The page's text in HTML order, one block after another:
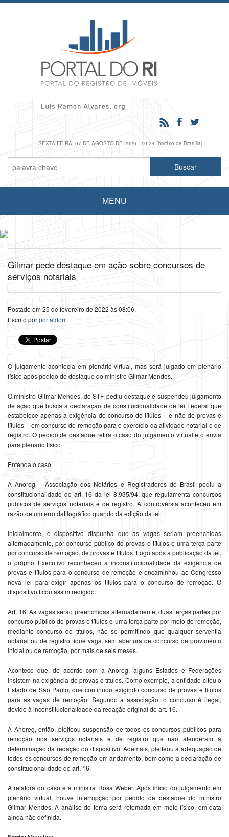
SEXTA-FEIRA, 07 DE AGOSTO DE 2026 - 10:24 (horário de Brasília)
MENU
Gilmar pede destaque em ação sobre concursos de
serviços notariais
Postado em 25 de fevereiro de 2022 às 08:06.
Escrito porportaldori
O julgamento acontecia em plenário virtual, mas será julgado em plenário
físico após pedido de destaque do ministro Gilmar Mendes.
O ministro Gilmar Mendes, do STF, pediu destaque e suspendeu julgamento
de ação que busca a declaração de constitucionalidade de lei Federal que
estabelece apenas a exigência de concurso de títulos – e não de provas e
títulos – em concurso de remoção para o exercício da atividade notarial e de
registro. O pedido de destaque retira o caso do julgamento virtual e o envia
para plenário físico.
Entenda o caso
A Anoreg – Associação dos Notários e Registradores do Brasil pediu a
constitucionalidade do art. 16 da lei 8.935/94, que regulamenta concursos
públicos de serviços notariais e de registro. A controvérsia aconteceu em
razão de um erro datilográfico quando da edição da lei.
Inicialmente, o dispositivo dispunha que as vagas seriam preenchidas
alternadamente, por concurso público de provas e títulos e uma terça parte
por concurso de remoção, de provas e títulos. Logo após a publicação da lei,
o próprio Executivo reconheceu a inconstitucionalidade da exigência de
provas e títulos para o concurso de remoção e encaminhou ao Congresso
nova lei para exigir apenas os títulos para o concurso de remoção. O
dispositivo ficou assim redigido:
Art. 16. As vagas serão preenchidas alternadamente, duas terças partes por
concurso público de provas e títulos e uma terça parte por meio de remoção,
mediante concurso de títulos, não se permitindo que qualquer serventia
notarial ou de registro fique vaga, sem abertura de concurso de provimento
inicial ou de remoção, por mais de seis meses.
Acontece que, de acordo com a Anoreg, alguns Estados e Federações
insistem na exigência de provas e títulos. Como exemplo, a entidade citou o
Estado de São Paulo, que continuou exigindo concurso de provas e títulos
para as vagas de remoção. Segundo a associação, o concurso é ilegal,
devido à inconstitucionalidade da redação original do art. 16.
A Anoreg, então, pleiteou suspensão de todos os concursos públicos para
remoção nos serviços notariais e de registro que não atenderam à
determinação da redação do dispositivo. Ademais, pleiteou a adequação de
todos os concursos de remoção em andamento, bem como a declaração de
constitucionalidade do art. 16.
A relatora do caso é a ministra Rosa Weber. Após início do julgamento em
plenário virtual, houve interrupção por pedido de destaque do ministro
Gilmar Mendes. A análise do tema será retomada em meio físico, em data
ainda não definida.